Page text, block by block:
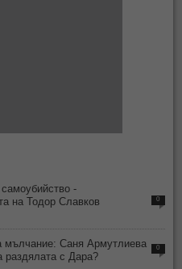
-
на Тодор Славков
0
мълчание: Саня Армутлиева
с Дара?
0